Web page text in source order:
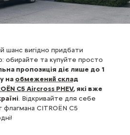
шанс вигідно придбати
обирайте та купуйте просто
пропозиція діє лише до 1
на обмежений склад
C5 Aircross PHEV, які вже
. Відкривайте для себе
флагмана CITROЁN C5